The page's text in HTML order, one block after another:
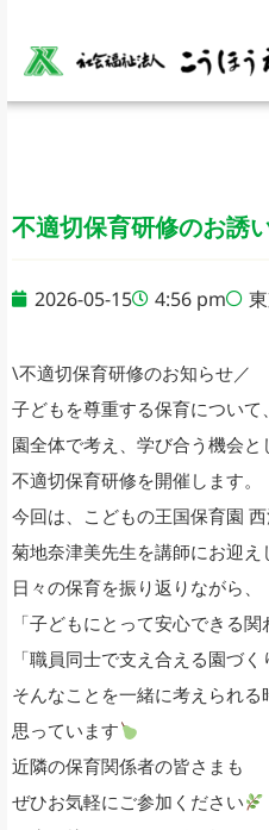
不適切保育研修のお誘
2026-05-15 4:56 pm
\不適切保育研修のお知らせ／
子どもを尊重する保育について、
園全体で考え、学び合う機会と
不適切保育研修を開催します。
今回は、こどもの王国保育園
菊地奈津美先生を講師にお迎え
日々の保育を振り返りながら、
「子どもにとって安心できる関
「職員同士で支え合える園づく
そんなことを一緒に考えられる
思っています
近隣の保育関係者の皆さまも
ぜひお気軽にご参加ください